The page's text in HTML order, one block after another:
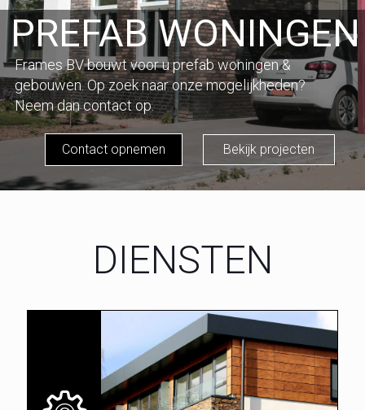
PREFAB WONINGEN
Frames BV bouwt voor u prefab woningen &
gebouwen. Op zoek naar onze mogelijkheden?
Neem dan contact op.
Contact opnemen Bekijk projecten
DIENSTEN